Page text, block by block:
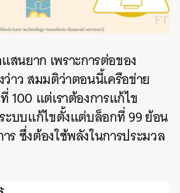
สนยาก เพราะการต่อของ
าว สมมติว่าตอนนี้เครือข่าย
100 แต่เราต้องการแก้ไข
ะบบแก้ไขตั้งแต่บล็อกที่ 99 ย้อน
ร ซึ่งต้องใช้พลังในการประมวล